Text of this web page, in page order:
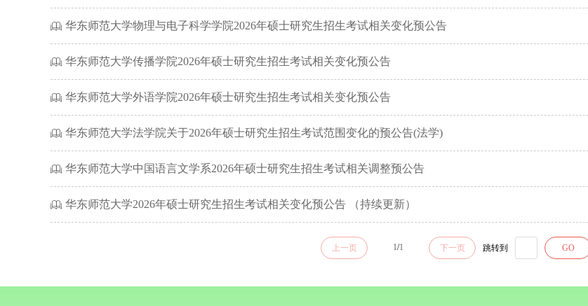
ꁡ 华东师范大学物理与电子科学学院2026年硕士研究生招生考试相关变化预公告
ꁡ 华东师范大学传播学院2026年硕士研究生招生考试相关变化预公告
ꁡ 华东师范大学外语学院2026年硕士研究生招生考试相关变化预公告
ꁡ 华东师范大学法学院关于2026年硕士研究生招生考试范围变化的预公告(法学)
ꁡ 华东师范大学中国语言文学系2026年硕士研究生招生考试相关调整预公告
ꁡ 华东师范大学2026年硕士研究生招生考试相关变化预公告 （持续更新）
上一页 1/1 下一页 跳转到 GO